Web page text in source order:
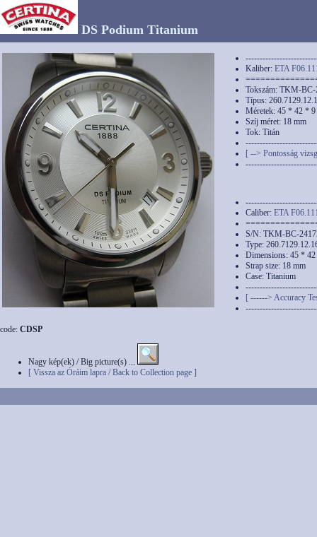
DS Podium Titanium
Kaliber: ETA
Tokszám: TKM-
Típus:
Méretek: 45 * 42 * 9
Szíj méret: 18 mm
Tok: Titán
[ --> Pontosság
Caliber: ETA
S/N: TKM-BC-
Type:
Dimensions: 45 *
Strap size: 18 mm
Case: Titanium
[ ------> Accuracy
code: CDSP
Nagy kép(ek) / Big picture(s) ...
[ Vissza az Óráim lapra / Back to Collection page ]